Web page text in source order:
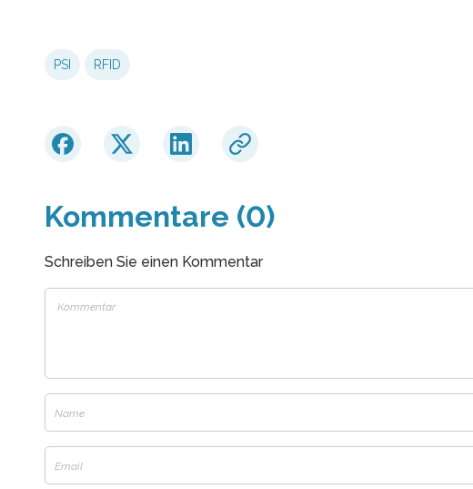
PSI RFID
Kommentare (0)
Schreiben Sie einen Kommentar